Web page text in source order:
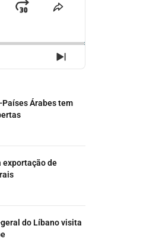
JUMP
NEXT
EPISODE
Árabes tem
exportação de
do Líbano visita